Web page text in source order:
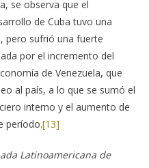
se observa que el
de Cuba tuvo una
pero sufrió una fuerte
por el incremento del
de Venezuela, que
al país, a lo que se sumó el
interno y el aumento de
período.[13]
Latinoamericana de